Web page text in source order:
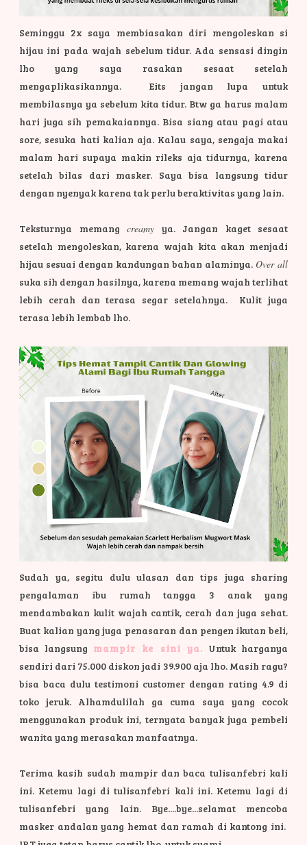
Seminggu 2x saya membiasakan diri mengoleskan si
hijau ini pada wajah sebelum tidur. Ada sensasi dingin
lho yang saya rasakan sesaat setelah
mengaplikasikannya. Eits jangan lupa untuk
membilasnya ya sebelum kita tidur. Btw ga harus malam
hari juga sih pemakaiannya. Bisa siang atau pagi atau
sore, sesuka hati kalian aja. Kalau saya, sengaja makai
malam hari supaya makin rileks aja tidurnya, karena
setelah bilas dari masker. Saya bisa langsung tidur
dengan nyenyak karena tak perlu beraktivitas yang lain.
Teksturnya memang creamy ya. Jangan kaget sesaat
setelah mengoleskan, karena wajah kita akan menjadi
hijau sesuai dengan kandungan bahan alaminya. Over all
suka sih dengan hasilnya, karena memang wajah terlihat
lebih cerah dan terasa segar setelahnya. Kulit juga
terasa lebih lembab lho.
Sudah ya, segitu dulu ulasan dan tips juga sharing
pengalaman ibu rumah tangga 3 anak yang
mendambakan kulit wajah cantik, cerah dan juga sehat.
Buat kalian yang juga penasaran dan pengen ikutan beli,
bisa langsung mampir ke sini ya. Untuk harganya
sendiri dari 75.000 diskon jadi 39.900 aja lho. Masih ragu?
bisa baca dulu testimoni customer dengan rating 4.9 di
toko jeruk. Alhamdulilah ga cuma saya yang cocok
menggunakan produk ini, ternyata banyak juga pembeli
wanita yang merasakan manfaatnya.
Terima kasih sudah mampir dan baca tulisanfebri kali
ini. Ketemu lagi di tulisanfebri kali ini. Ketemu lagi di
tulisanfebri yang lain. Bye....bye...selamat mencoba
masker andalan yang hemat dan ramah di kantong ini.